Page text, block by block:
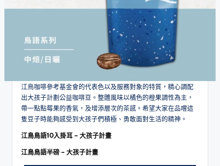
江鳥咖啡參考基金會的代表色以及服務對象的特質，精心調配
出大孩子計劃公益咖啡豆。整體風味以橘色的橙果調性為主，
帶一點點莓果的香氣，及增添層次的茶感。希望大家在品嚐這
隻豆子時能夠感受到大孩子們積極、勇敢面對生活的精神。
江鳥鳥語10入掛耳 – 大孩子計畫
江鳥鳥語半磅 – 大孩子計畫